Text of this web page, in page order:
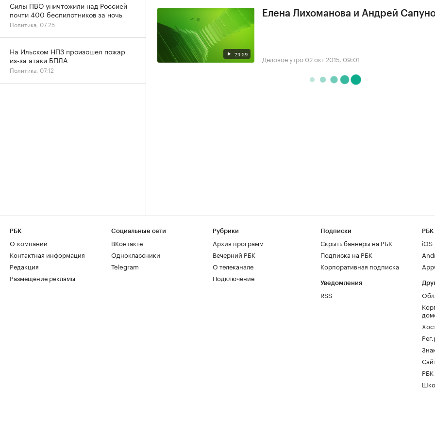
29:59
Елена Лихоманова и Андрей
Деловое утро 02 окт 2015, 09:01
Силы ПВО уничтожили над Россией
почти 400 беспилотников за ночь
Политика, 07:25
На Ильском НПЗ произошел пожар
из-за атаки БПЛА
Политика, 07:12
РБК
О компании
Контактная информация
Редакция
Размещение рекламы
Социальные сети
ВКонтакте
Одноклассники
Telegram
Рубрики
Архив программ
Вечерний РБК
О телеканале
Подключение
Подписки
Скрыть баннеры на РБК
Подписка на РБК
Корпоративная подписка
Уведомления
RSS
РБК
iOS